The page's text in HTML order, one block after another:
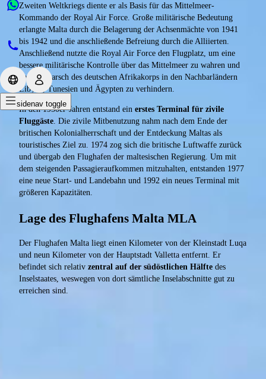
sidenav toggle
Zweiten Weltkriegs diente er als Basis für das Mittelmeer-
Kommando der Royal Air Force. Große militärische Bedeutung
erlangte Malta durch die Belagerung der Achsenmächte von 1941
bis 1942 und die anschließende Befreiung durch die Alliierten.
Anschließend nutzte die Royal Air Force den Flugplatz, um eine
bessere militärische Kontrolle über das Mittelmeer zu wahren und
den Vormarsch des deutschen Afrikakorps in den Nachbarländern
Libyen, Tunesien und Ägypten zu verhindern.
In den 1950er-Jahren entstand ein erstes Terminal für zivile
Fluggäste. Die zivile Mitbenutzung nahm nach dem Ende der
britischen Kolonialherrschaft und der Entdeckung Maltas als
touristisches Ziel zu. 1974 zog sich die britische Luftwaffe zurück
und übergab den Flughafen der maltesischen Regierung. Um mit
dem steigenden Passagieraufkommen mitzuhalten, entstanden 1977
eine neue Start- und Landebahn und 1992 ein neues Terminal mit
größeren Kapazitäten.
Lage des Flughafens Malta MLA
Der Flughafen Malta liegt einen Kilometer von der Kleinstadt Luqa
und neun Kilometer von der Hauptstadt Valletta entfernt. Er
befindet sich relativ zentral auf der südöstlichen Hälfte des
Inselstaates, weswegen von dort sämtliche Inselabschnitte gut zu
erreichen sind.